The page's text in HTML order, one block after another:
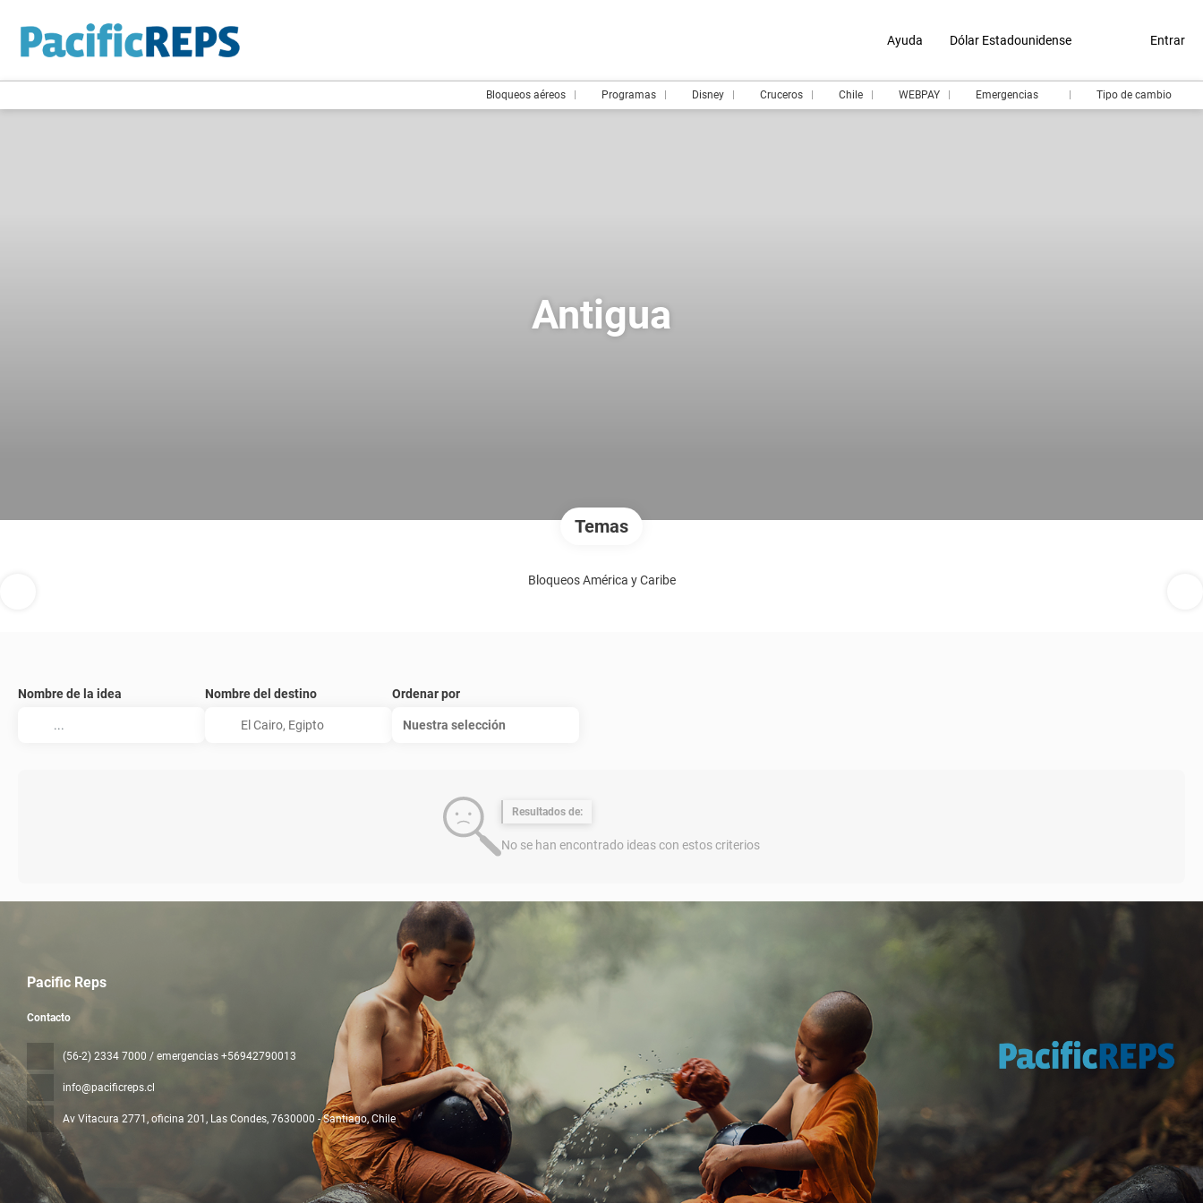
Ayuda Dólar Estadounidense Entrar
Bloqueos aéreos Programas Disney Cruceros Chile WEBPAY Emergencias Tipo de cambio
Antigua
Temas
Bloqueos América y Caribe
Nombre de la idea Nombre del destino Ordenar por
Nuestra selección
Resultados de:
No se han encontrado ideas con estos criterios
Pacific Reps
Contacto
(56-2) 2334 7000 / emergencias +56942790013
info@pacificreps.cl
Av Vitacura 2771, oficina 201, Las Condes, 7630000 - Santiago, Chile